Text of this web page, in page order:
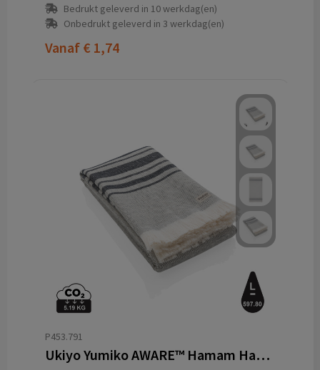
Bedrukt geleverd in 10 werkdag(en)
Onbedrukt geleverd in 3 werkdag(en)
Vanaf € 1,74
P453.791
Ukiyo Yumiko AWARE™ Hamam Handdoek 100x180cm